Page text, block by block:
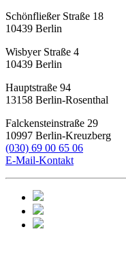
Schönfließer Straße 18
10439 Berlin
Wisbyer Straße 4
10439 Berlin
Hauptstraße 94
13158 Berlin-Rosenthal
Falckensteinstraße 29
10997 Berlin-Kreuzberg
(030) 69 00 65 06
E-Mail-Kontakt